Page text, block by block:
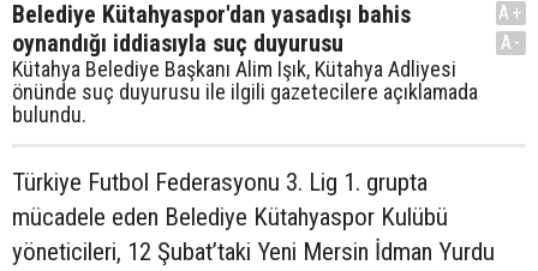
Belediye Kütahyaspor'dan yasadışı bahis
oynandığı iddiasıyla suç duyurusu
Kütahya Belediye Başkanı Alim Işık, Kütahya Adliyesi
önünde suç duyurusu ile ilgili gazetecilere açıklamada
bulundu.
A+
A-
Türkiye Futbol Federasyonu 3. Lig 1. grupta
mücadele eden Belediye Kütahyaspor Kulübü
yöneticileri, 12 Şubat’taki Yeni Mersin İdman Yurdu